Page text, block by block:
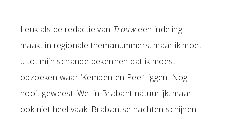
Leuk als de redactie van Trouween indeling
maakt in regionale themanummers, maar ik moet
u tot mijn schande bekennen dat ik moest
opzoeken waar ‘Kempen en Peel’ liggen. Nog
nooit geweest. Wel in Brabant natuurlijk, maar
ook niet heel vaak. Brabantse nachten schijnen